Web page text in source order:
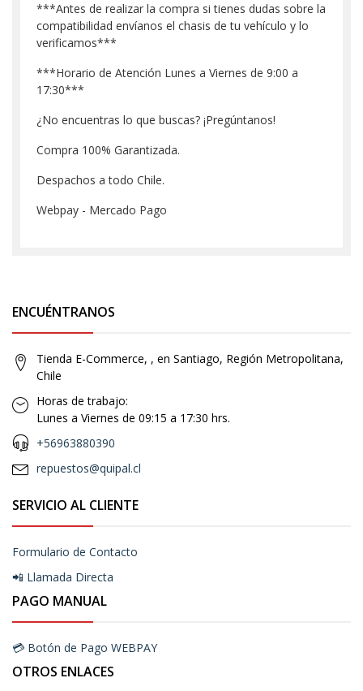
***Antes de realizar la compra si tienes dudas sobre la
compatibilidad envíanos el chasis de tu vehículo y lo
verificamos***
***Horario de Atención Lunes a Viernes de 9:00 a
17:30***
¿No encuentras lo que buscas? ¡Pregúntanos!
Compra 100% Garantizada.
Despachos a todo Chile.
Webpay - Mercado Pago
ENCUÉNTRANOS
Tienda E-Commerce, , en Santiago, Región Metropolitana,
Chile
Horas de trabajo:
Lunes a Viernes de 09:15 a 17:30 hrs.
+56963880390
repuestos@quipal.cl
SERVICIO AL CLIENTE
Formulario de Contacto
📲 Llamada Directa
PAGO MANUAL
💳 Botón de Pago WEBPAY
OTROS ENLACES